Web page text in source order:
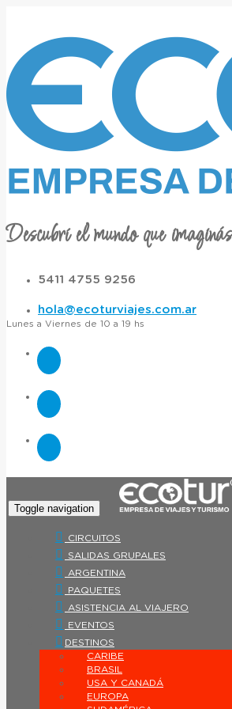
Descubrí el mundo que imaginás
5411 4755 9256
hola@ecoturviajes.com.ar
Lunes a Viernes de 10 a 19 hs
Toggle navigation
CIRCUITOS
SALIDAS GRUPALES
ARGENTINA
PAQUETES
ASISTENCIA AL VIAJERO
EVENTOS
DESTINOS
CARIBE
BRASIL
USA Y CANADÁ
EUROPA